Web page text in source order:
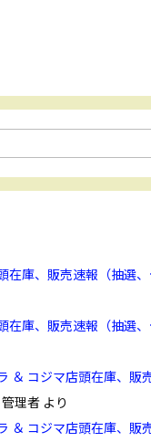
庫、販売速報（抽選、
庫、販売速報（抽選、
＆ コジマ店頭在庫、販
理者 より
＆ コジマ店頭在庫、販